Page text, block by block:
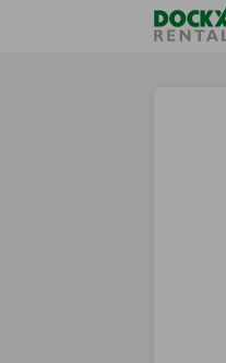
Taalselectie overslaanFratello